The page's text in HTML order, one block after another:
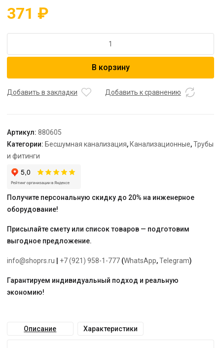
371 ₽
Уплот.
для
В корзину
Добавить в закладки Добавить к сравнению
Артикул: 880605
Категории: Бесшумная канализация, Канализационные,Трубы
и фитинги
Получите персональную скидку до 20% на инженерное
оборудование!
Присылайте смету или список товаров — подготовим
выгодное предложение.
info@shoprs.ru +7 (921) 958-1-777 (WhatsApp,Telegram)
Гарантируем индивидуальный подход и реальную
экономию!
Описание Характеристики